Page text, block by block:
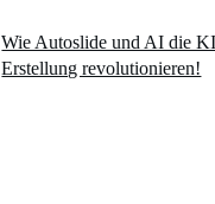
Wie Autoslide und AI die
Erstellung revolutionieren!